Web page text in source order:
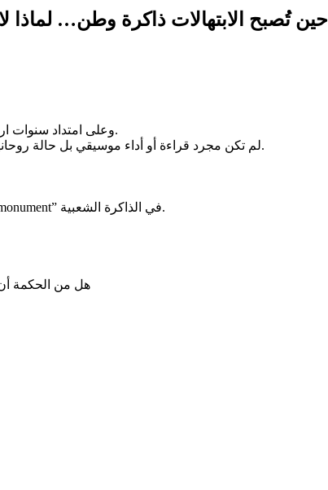
حين تُصبح الابتهالات ذاكرة وطن…
وعلى امتداد سنوات ارتبطت أسماء الله الحسنى في وجدان التونسيين بصوت لطفي بوشناق.
لم تكن مجرد قراءة أو أداء موسيقي بل حالة روحانية كاملة. مقام، خشوع، رهبة، سكينة… شيء يدخل القلب بلا استئذان.
لهذا كان موقف سوسن معالج مفهومًا حين قالت إنّ هذا العمل ولى “monument” في الذاكرة الشعبية.
هل من الحكمة